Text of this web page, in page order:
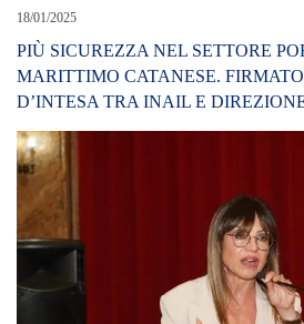
18/01/2025
PIÙ SICUREZZA NEL SETTORE
MARITTIMO CATANESE.
D’INTESA TRA INAIL E